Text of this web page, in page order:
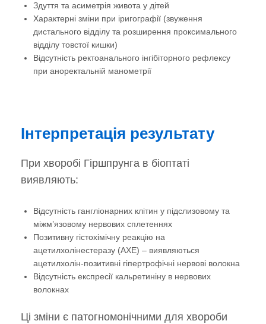
Здуття та асиметрія живота у дітей
Характерні зміни при іригографії (звуження
дистального відділу та розширення проксимального
відділу товстої кишки)
Відсутність ректоанального інгібіторного рефлексу
при аноректальній манометрії
Інтерпретація результату
При хворобі Гіршпрунга в біоптаті
виявляють:
Відсутність гангліонарних клітин у підслизовому та
міжм’язовому нервових сплетеннях
Позитивну гістохімічну реакцію на
ацетилхолінестеразу (АХЕ) – виявляються
ацетилхолін-позитивні гіпертрофічні нервові волокна
Відсутність експресії кальретиніну в нервових
волокнах
Ці зміни є патогномонічними для хвороби